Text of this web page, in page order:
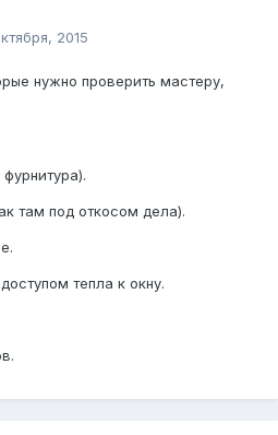
2015
нужно проверить мастеру,
там под откосом дела).
тепла к окну.